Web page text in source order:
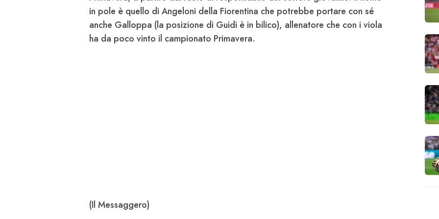
in pole è quello di Angeloni della Fiorentina che potrebbe portare con sé
anche Galloppa (la posizione di Guidi è in bilico), allenatore che con i viola
ha da poco vinto il campionato Primavera.
(Il Messaggero)